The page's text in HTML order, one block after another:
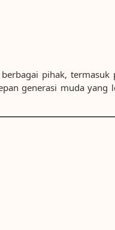
pihak, termasuk
generasi muda yang